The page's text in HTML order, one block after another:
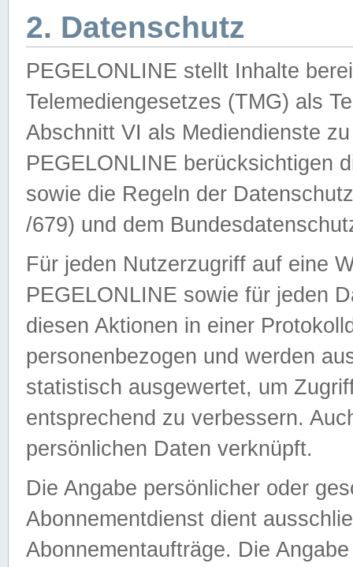
2. Datenschutz
PEGELONLINE stellt Inhalte
Telemediengesetzes (TMG) als
Abschnitt VI als Mediendienste
PEGELONLINE berücksichtigen
sowie die Regeln der
/679) und dem
Für jeden Nutzerzugriff auf eine
PEGELONLINE sowie für jeden
diesen Aktionen in einer
personenbezogen und werden
statistisch ausgewertet, um
entsprechend zu verbessern.
persönlichen Daten verknüpft.
Die Angabe persönlicher oder
Abonnementdienst dient
Abonnementaufträge. Die